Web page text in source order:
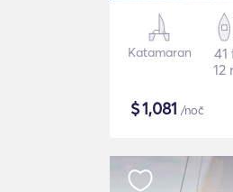
Katamaran
41
12
$1,081 /noč